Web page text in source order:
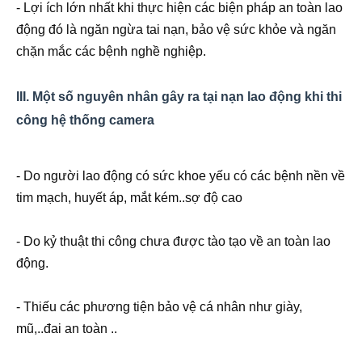
- Lợi ích lớn nhất khi thực hiện các biện pháp an toàn lao
động đó là ngăn ngừa tai nạn, bảo vệ sức khỏe và ngăn
chặn mắc các bệnh nghề nghiệp.
III. Một số nguyên nhân gây ra tại nạn lao động khi thi
công hệ thống camera
- Do người lao động có sức khoe yếu có các bệnh nền về
tim mạch, huyết áp, mắt kém..sợ độ cao
- Do kỷ thuật thi công chưa được tào tạo về an toàn lao
động.
- Thiếu các phương tiện bảo vệ cá nhân như giày,
mũ,..đai an toàn ..